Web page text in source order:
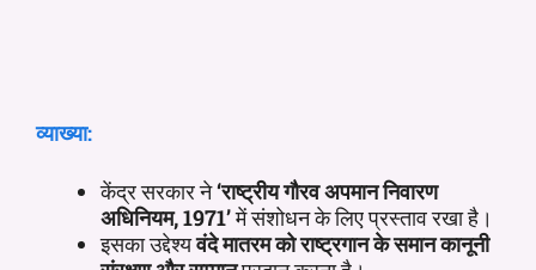
व्याख्या:
केंद्र सरकार ने‘राष्ट्रीय गौरव अपमान निवारण
अधिनियम, 1971’में संशोधन के लिए प्रस्ताव रखा है।
इसका उद्देश्यवंदे मातरम को राष्ट्रगान के समान कानूनी